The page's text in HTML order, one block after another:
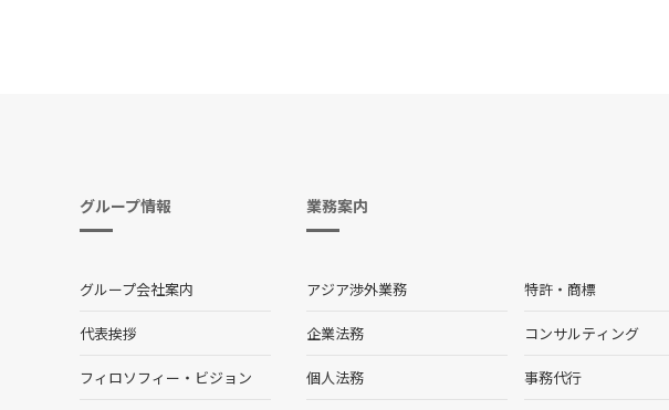
グループ情報
グループ会社案内
代表挨拶
フィロソフィー・ビジョン
業務案内
アジア渉外業務
企業法務
個人法務
特許・商標
コンサルティング
事務代行